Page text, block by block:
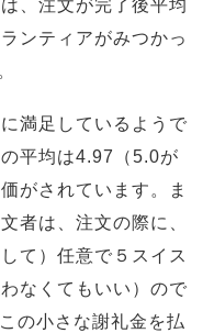
、注文が完了後平均
ンティアがみつかっ
満足しているようで
平均は4.97（5.0が
がされています。ま
者は、注文の際に、
て）任意で５スイス
なくてもいい）ので
の小さな謝礼金を払